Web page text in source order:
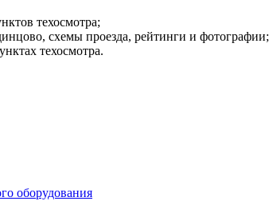
техосмотра;
схемы проезда, рейтинги и фотографии;
техосмотра.
оборудования